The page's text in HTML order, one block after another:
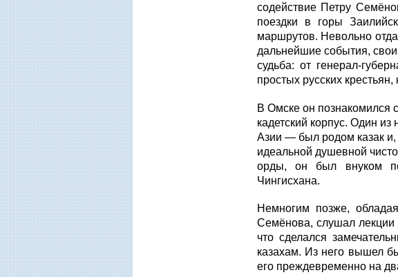
содействие Петру
поездки в горы
маршрутов. Невольно
дальнейшие события,
судьба: от генерал-
простых русских крестьян,
В Омске он
кадетский корпус. Один
Азии — был родом казак
идеальной душевной
орды, он был внуком
Чингисхана.
Немногим позже,
Семёнова, слушал лекции
что сделался
казахам. Из него вышел
его преждевременно на